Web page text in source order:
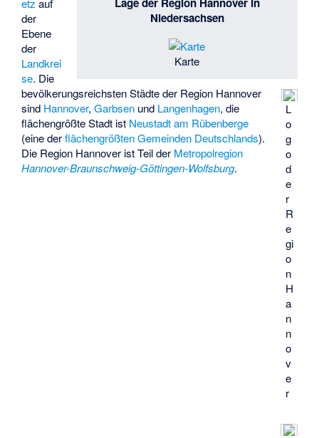
Lage der Region Hannover in
Niedersachsen
Karte
L
o
g
o
d
e
r
R
e
gi
o
n
H
a
n
n
o
v
e
r
etz auf
der
Ebene
der
Landkrei
se. Die
bevölkerungsreichsten Städte der Region Hannover
sind Hannover,Garbsen und Langenhagen, die
flächengrößte Stadt ist Neustadt am Rübenberge
(eine derflächengrößten Gemeinden Deutschlands).
Die Region Hannover ist Teil der Metropolregion
Hannover-Braunschweig-Göttingen-Wolfsburg.